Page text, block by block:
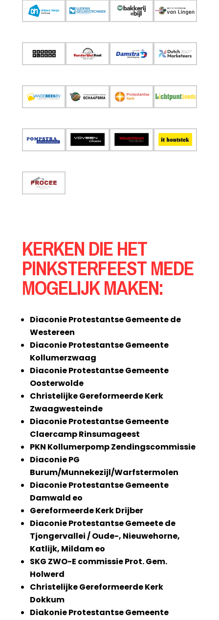
KERKEN DIE HET
PINKSTERFEEST MEDE
MOGELIJK MAKEN:
Diaconie Protestantse Gemeente de
Westereen
Diaconie Protestantse Gemeente
Kollumerzwaag
Diaconie Protestantse Gemeente
Oosterwolde
Christelijke Gereformeerde Kerk
Zwaagwesteinde
Diaconie Protestantse Gemeente
Claercamp Rinsumageest
PKN Kollumerpomp Zendingscommissie
Diaconie PG
Burum/Munnekezijl/Warfstermolen
Diaconie Protestantse Gemeente
Damwald eo
Gereformeerde Kerk Drijber
Diaconie Protestantse Gemeete de
Tjongervallei / Oude-, Nieuwehorne,
Katlijk, Mildam eo
SKG ZWO-E commissie Prot. Gem.
Holwerd
Christelijke Gereformeerde Kerk
Dokkum
Diakonie Protestantse Gemeente